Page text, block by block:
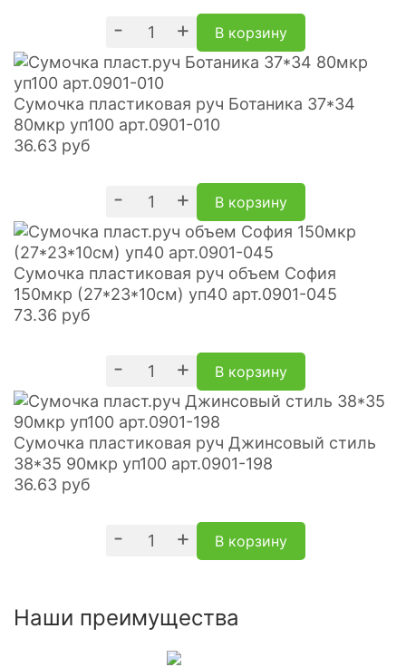
- + В корзину
Сумочка пластиковая руч Ботаника 37*34
80мкр уп100 арт.0901-010
36.63 руб
- + В корзину
Сумочка пластиковая руч объем София
150мкр (27*23*10см) уп40 арт.0901-045
73.36 руб
- + В корзину
Сумочка пластиковая руч Джинсовый стиль
38*35 90мкр уп100 арт.0901-198
36.63 руб
- + В корзину
Наши преимущества